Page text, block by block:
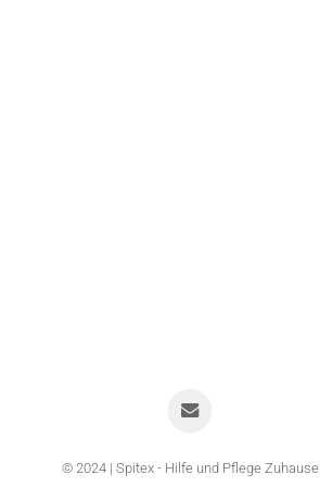
© 2024 | Spitex - Hilfe und Pflege Zuhause